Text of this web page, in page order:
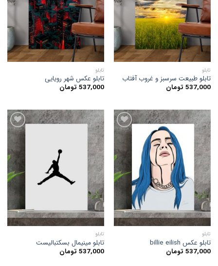
مندی
تابلو
تابلو طبیعت سرسبز و غروب آفتاب
537,000 تومان
مندی
تابلو
تابلو عکس شهر رویایی
537,000 تومان
افزودن
به
علاقه
مندی
ها
تابلو
تابلو عکس billie eilish
537,000 تومان
افزودن
به
علاقه
مندی
ها
تابلو
تابلو مینیمال بسکتبالیست
537,000 تومان